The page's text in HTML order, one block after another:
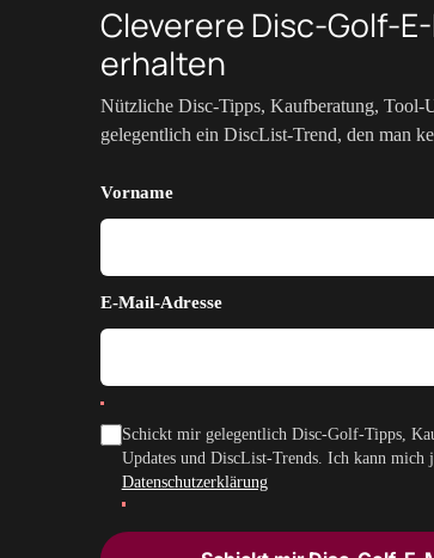
Cleverere Disc-Golf-
erhalten
Nützliche Disc-Tipps, Kaufberatung, Tool-
gelegentlich ein DiscList-Trend, den man
Vorname
E-Mail-Adresse
Schickt mir gelegentlich Disc-Golf-Tipps,
Updates und DiscList-Trends. Ich kann mich
Datenschutzerklärung